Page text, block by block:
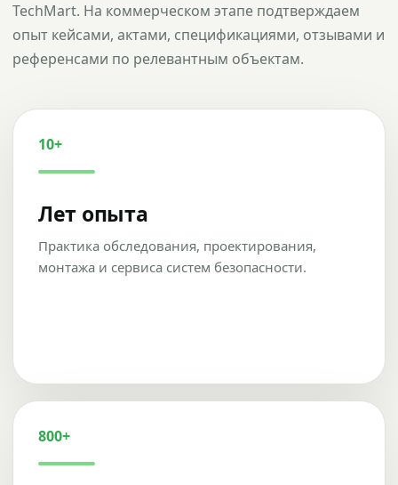
TechMart. На коммерческом этапе подтверждаем
опыт кейсами, актами, спецификациями, отзывами и
референсами по релевантным объектам.
10+
Лет опыта
Практика обследования, проектирования,
монтажа и сервиса систем безопасности.
800+